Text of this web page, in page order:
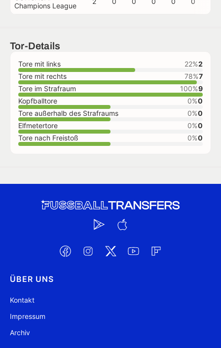
Champions League
Tor-Details
Tore mit links 22%2
Tore mit rechts
78%7
Tore im Strafraum
100%9
Kopfballtore
0%0
Tore außerhalb des Strafraums
0%0
Elfmetertore
0%0
Tore nach Freistoß
0%0
ÜBER UNS
Kontakt
Impressum
Archiv